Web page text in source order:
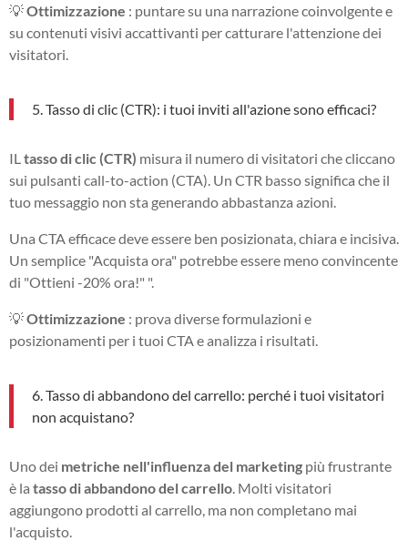
💡Ottimizzazione : puntare su una narrazione coinvolgente e
su contenuti visivi accattivanti per catturare l'attenzione dei
visitatori.
5. Tasso di clic (CTR): i tuoi inviti all'azione sono efficaci?
IL tasso di clic (CTR) misura il numero di visitatori che cliccano
sui pulsanti call-to-action (CTA). Un CTR basso significa che il
tuo messaggio non sta generando abbastanza azioni.
Una CTA efficace deve essere ben posizionata, chiara e incisiva.
Un semplice "Acquista ora" potrebbe essere meno convincente
di "Ottieni -20% ora!" ".
💡Ottimizzazione : prova diverse formulazioni e
posizionamenti per i tuoi CTA e analizza i risultati.
6. Tasso di abbandono del carrello: perché i tuoi visitatori
non acquistano?
Uno dei metriche nell'influenza del marketing più frustrante
è la tasso di abbandono del carrello . Molti visitatori
aggiungono prodotti al carrello, ma non completano mai
l'acquisto.